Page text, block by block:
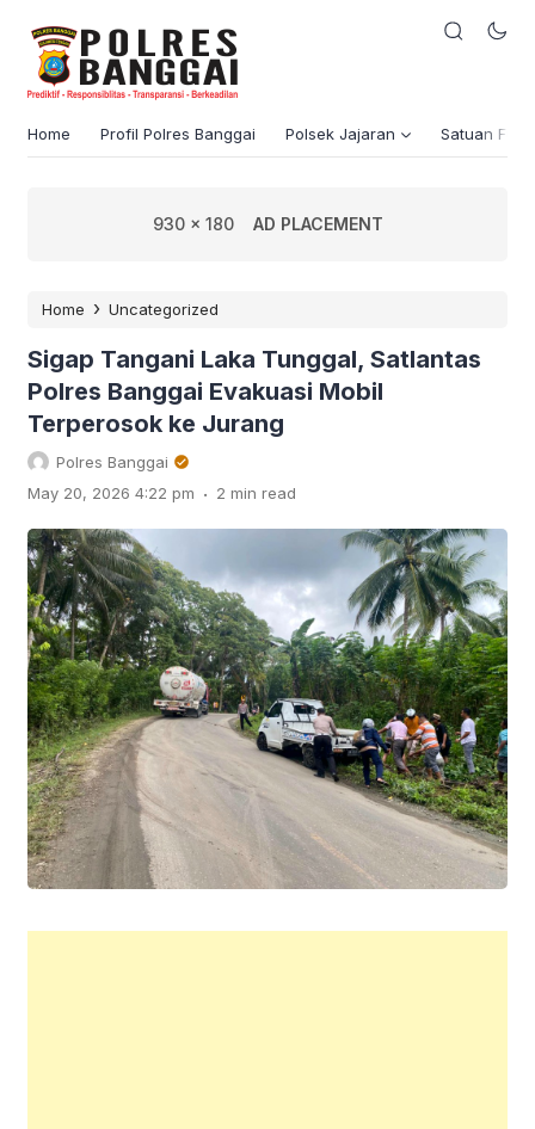
Home Profil Polres Banggai Polsek Jajaran Satuan
930 x 180 AD PLACEMENT
Home › Uncategorized
Sigap Tangani Laka Tunggal, Satlantas
Polres Banggai Evakuasi Mobil
Terperosok ke Jurang
Polres Banggai
May 20, 2026 4:22 pm . 2 min read